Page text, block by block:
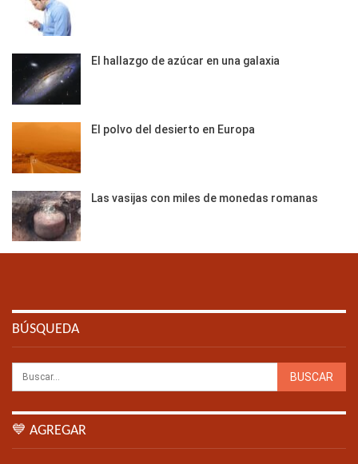
El hallazgo de azúcar en una galaxia
El polvo del desierto en Europa
Las vasijas con miles de monedas romanas
BÚSQUEDA
💙 AGREGAR